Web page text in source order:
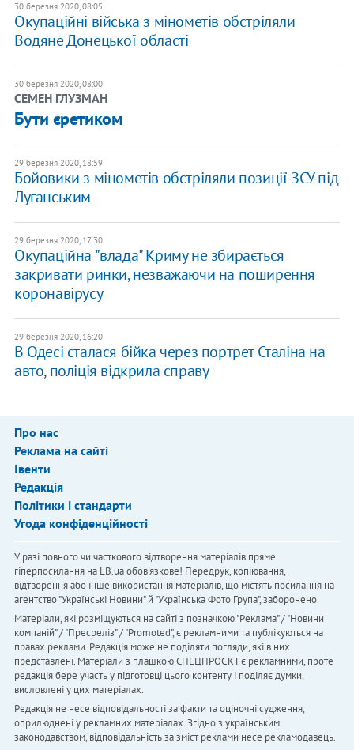
30 березня 2020, 08:05
Окупаційні війська з мінометів обстріляли
Водяне Донецької області
30 березня 2020, 08:00
СЕМЕН ГЛУЗМАН
Бути єретиком
29 березня 2020, 18:59
Бойовики з мінометів обстріляли позиції ЗСУ під
Луганським
29 березня 2020, 17:30
Окупаційна "влада" Криму не збирається
закривати ринки, незважаючи на поширення
коронавірусу
29 березня 2020, 16:20
В Одесі сталася бійка через портрет Сталіна на
авто, поліція відкрила справу
Про нас
Реклама на сайті
Івенти
Редакція
Політики і стандарти
Угода конфіденційності
У разі повного чи часткового відтворення матеріалів пряме
гіперпосилання на LB.ua обов'язкове! Передрук, копіювання,
відтворення або інше використання матеріалів, що містять посилання на
агентство "Українськi Новини" й "Українська Фото Група", заборонено.
Матеріали, які розміщуються на сайті з позначкою "Реклама" / "Новини
компаній" / "Пресреліз" / "Promoted", є рекламними та публікуються на
правах реклами. Редакція може не поділяти погляди, які в них
представлені. Матеріали з плашкою СПЕЦПРОЄКТ є рекламними, проте
редакція бере участь у підготовці цього контенту і поділяє думки,
висловлені у цих матеріалах.
Редакція не несе відповідальності за факти та оціночні судження,
оприлюднені у рекламних матеріалах. Згідно з українським
законодавством, відповідальність за зміст реклами несе рекламодавець.